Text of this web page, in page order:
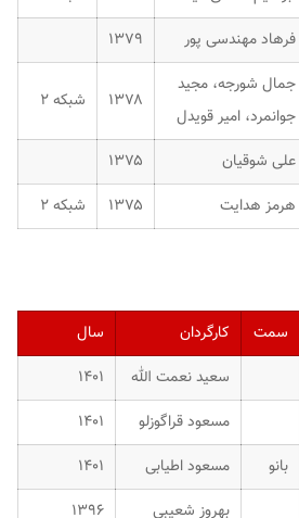
فرهاد مهندسی پور ۱۳۷۹
جمال شورجه، مجید
جوانمرد، امیر قویدل
۱۳۷۸ شبکه ۲
علی شوقیان
۱۳۷۵
هرمز هدایت ۱۳۷۵ شبکه ۲
سمت کارگردان
سال
سعید نعمت الله
۱۴۰۱
مسعود قراگوزلو
۱۴۰۱
بانو مسعود اطیابی
۱۴۰۱
بهروز شعیبی
۱۳۹۶